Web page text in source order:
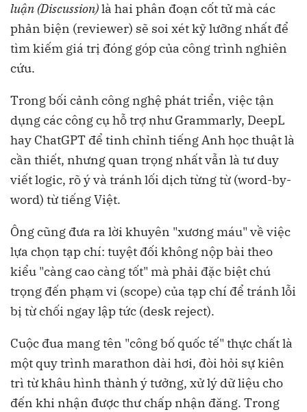
luận (Discussion)là hai phân đoạn cốt tử mà các
phản biện (reviewer) sẽ soi xét kỹ lưỡng nhất để
tìm kiếm giá trị đóng góp của công trình nghiên
cứu.
Trong bối cảnh công nghệ phát triển, việc tận
dụng các công cụ hỗ trợ như Grammarly, DeepL
hay ChatGPT để tinh chỉnh tiếng Anh học thuật là
cần thiết, nhưng quan trọng nhất vẫn là tư duy
viết logic, rõ ý và tránh lối dịch từng từ (word-by-
word) từ tiếng Việt.
Ông cũng đưa ra lời khuyên "xương máu" về việc
lựa chọn tạp chí: tuyệt đối không nộp bài theo
kiểu "càng cao càng tốt" mà phải đặc biệt chú
trọng đến phạm vi (scope) của tạp chí để tránh lỗi
bị từ chối ngay lập tức (desk reject).
Cuộc đua mang tên "công bố quốc tế" thực chất là
một quy trình marathon dài hơi, đòi hỏi sự kiên
trì từ khâu hình thành ý tưởng, xử lý dữ liệu cho
đến khi nhận được thư chấp nhận đăng. Trong